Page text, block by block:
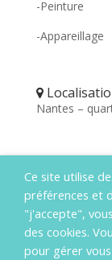
-Peinture
-Appareillage
Nantes –
12 jours
Ce site utilise
préférences et
"j'accepte",
des cookies.
pour gérer